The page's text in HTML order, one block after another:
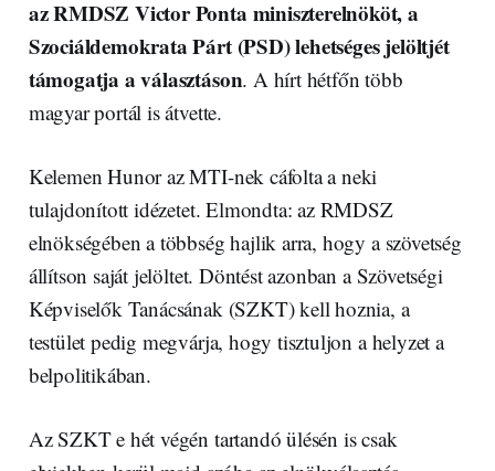
az RMDSZ Victor Ponta miniszterelnököt, a
Szociáldemokrata Párt (PSD) lehetséges jelöltjét
támogatja a választáson. A hírt hétfőn több
magyar portál is átvette.
Kelemen Hunor az MTI-nek cáfolta a neki
tulajdonított idézetet. Elmondta: az RMDSZ
elnökségében a többség hajlik arra, hogy a szövetség
állítson saját jelöltet. Döntést azonban a Szövetségi
Képviselők Tanácsának (SZKT) kell hoznia, a
testület pedig megvárja, hogy tisztuljon a helyzet a
belpolitikában.
Az SZKT e hét végén tartandó ülésén is csak